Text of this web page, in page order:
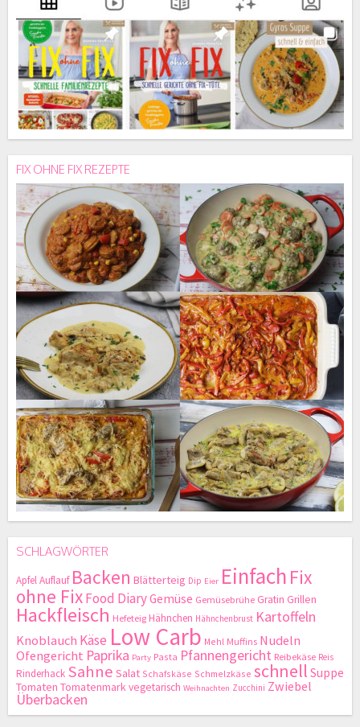
FIX OHNE FIX REZEPTE
SCHLAGWÖRTER
ApfelAuflauf Backen Blätterteig Dip Eier Einfach Fix
ohne FixFood DiaryGemüse Gemüsebrühe Gratin Grillen
Hackfleisch Hefeteig Hähnchen Hähnchenbrust Kartoffeln
Knoblauch Käse Low Carb Mehl Muffins Nudeln
Ofengericht Paprika Party Pasta Pfannengericht Reibekäse Reis
Rinderhack Sahne Salat Schafskäse Schmelzkäse schnell Suppe
Tomaten Tomatenmarkvegetarisch Weihnachten Zucchini Zwiebel
Überbacken